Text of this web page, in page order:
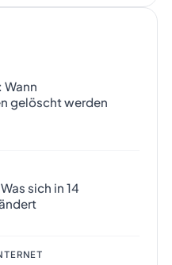
Wann
gelöscht werden
sich in 14